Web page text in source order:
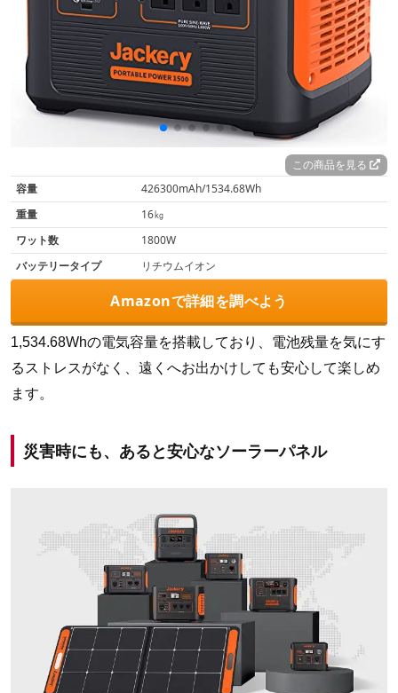
この商品を見る
容量
426300mAh/1534.68Wh
重量
16㎏
ワット数
1800W
バッテリータイプ
リチウムイオン
Amazonで詳細を調べよう
1,534.68Whの電気容量を搭載しており、電池残量を気にす
るストレスがなく、遠くへお出かけしても安心して楽しめ
ます。
災害時にも、あると安心なソーラーパネル